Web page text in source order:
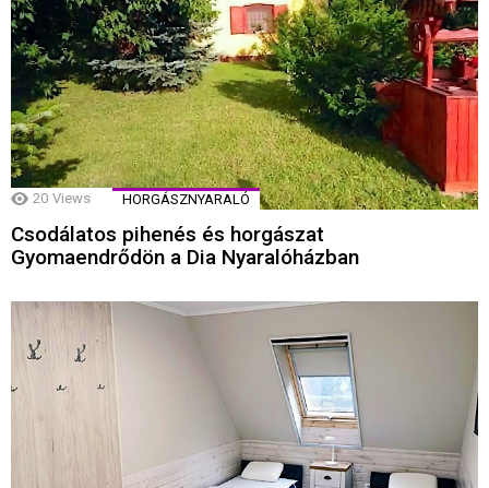
20 Views HORGÁSZNYARALÓ
Csodálatos pihenés és horgászat
Gyomaendrődön a Dia Nyaralóházban